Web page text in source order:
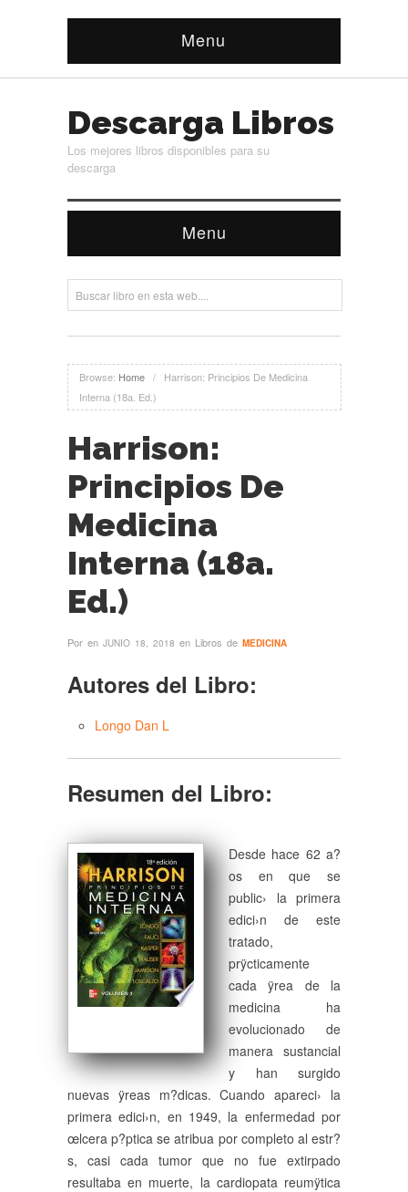
Menu
Descarga Libros
Los mejores libros disponibles para su
descarga
Menu
Browse: Home /
Harrison: Principios De Medicina
Interna (18a. Ed.)
Harrison:
Principios De
Medicina
Interna (18a.
Ed.)
Por en JUNIO 18, 2018 en Libros de MEDICINA
Autores del Libro:
Longo Dan L
Resumen del Libro:
Desde hace 62 a?
os en que se
public› la primera
edici›n de este
tratado,
prÿcticamente
cada ÿrea de la
medicina ha
evolucionado de
manera sustancial
y han surgido
nuevas ÿreas m?dicas. Cuando apareci› la
primera edici›n, en 1949, la enfermedad por
œlcera p?ptica se atribu­a por completo al estr?
s, casi cada tumor que no fue extirpado
resultaba en muerte, la cardiopat­a reumÿtica